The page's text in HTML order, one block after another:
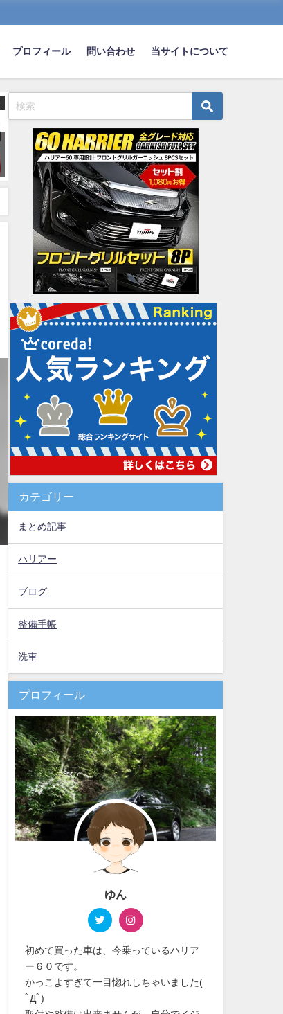
プロフィール 問い合わせ 当サイトについて
【悲報】日本人の大半が車買え
ず・・・ 維持費から算出した
必要年収は700万円！300万円で
はバイク程度
2022-03-22
自動車学校行ってるんだけ
転下手くそすぎて辛い・・
2019-05-31
カテゴリー
まとめ記事
ハリアー
ブログ
整備手帳
洗車
プロフィール
ゆん
初めて買った車は、今乗っているハリア
ー６０です。
かっこよすぎて一目惚れしちゃいました(
ﾟДﾟ)